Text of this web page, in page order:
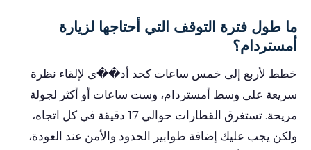
ما طول فترة التوقف التي أحتاجها لزيارة
أمستردام؟
خطط لأربع إلى خمس ساعات كحد أد��ى لإلقاء نظرة
سريعة على وسط أمستردام، وست ساعات أو أكثر لجولة
مريحة. تستغرق القطارات حوالي 17 دقيقة في كل اتجاه،
ولكن يجب عليك إضافة طوابير الحدود والأمن عند العودة،